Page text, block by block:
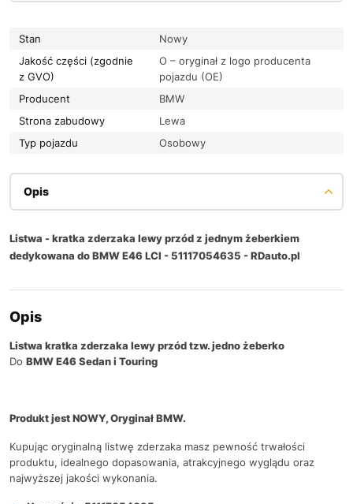
Stan
Nowy
Jakość części (zgodnie
z GVO)
O – oryginał z logo producenta
pojazdu (OE)
Producent
BMW
Strona zabudowy
Lewa
Typ pojazdu
Osobowy
Opis
Listwa - kratka zderzaka lewy przód z jednym żeberkiem
dedykowana do BMW E46 LCI - 51117054635 - RDauto.pl
Opis
Listwa kratka zderzaka lewy przód tzw. jedno żeberko
Do BMW E46 Sedan i Touring
Produkt jest NOWY, Oryginał BMW.
Kupując oryginalną listwę zderzaka masz pewność trwałości
produktu, idealnego dopasowania, atrakcyjnego wyglądu oraz
najwyższej jakości wykonania.